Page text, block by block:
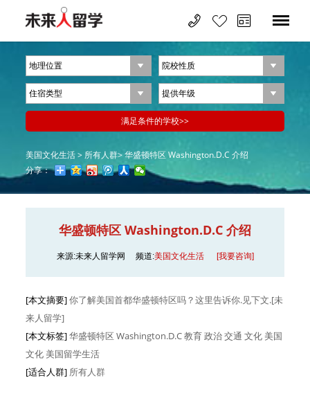
美国文化生活 > 所有人群>华盛顿特区 Washington.D.C 介绍
分享：
华盛顿特区 Washington.D.C 介绍
来源:未来人留学网 频道:美国文化生活 [我要咨询]
[本文摘要]你了解美国首都华盛顿特区吗？这里告诉你.见下文.[未
来人留学]
[本文标签]华盛顿特区 Washington.D.C 教育 政治 交通 文化 美国
文化 美国留学生活
[适合人群] 所有人群